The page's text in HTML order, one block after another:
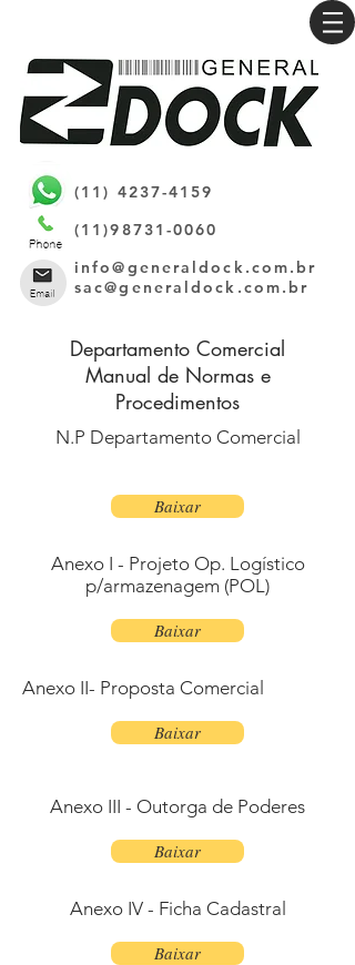
(11) 4237-4159
(11)98731-0060
info@generaldock.com.br
sac@generaldock.com.br
Departamento Comercial
Manual de Normas e
Procedimentos
N.P Departamento Comercial
Baixar
Anexo I - Projeto Op. Logístico
p/armazenagem (POL)
Baixar
Anexo II- Proposta Comercial
Baixar
Anexo III - Outorga de Poderes
Baixar
Anexo IV - Ficha Cadastral
Baixar